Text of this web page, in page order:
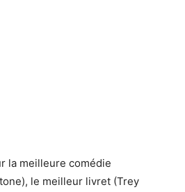
la meilleure comédie
le meilleur livret (Trey